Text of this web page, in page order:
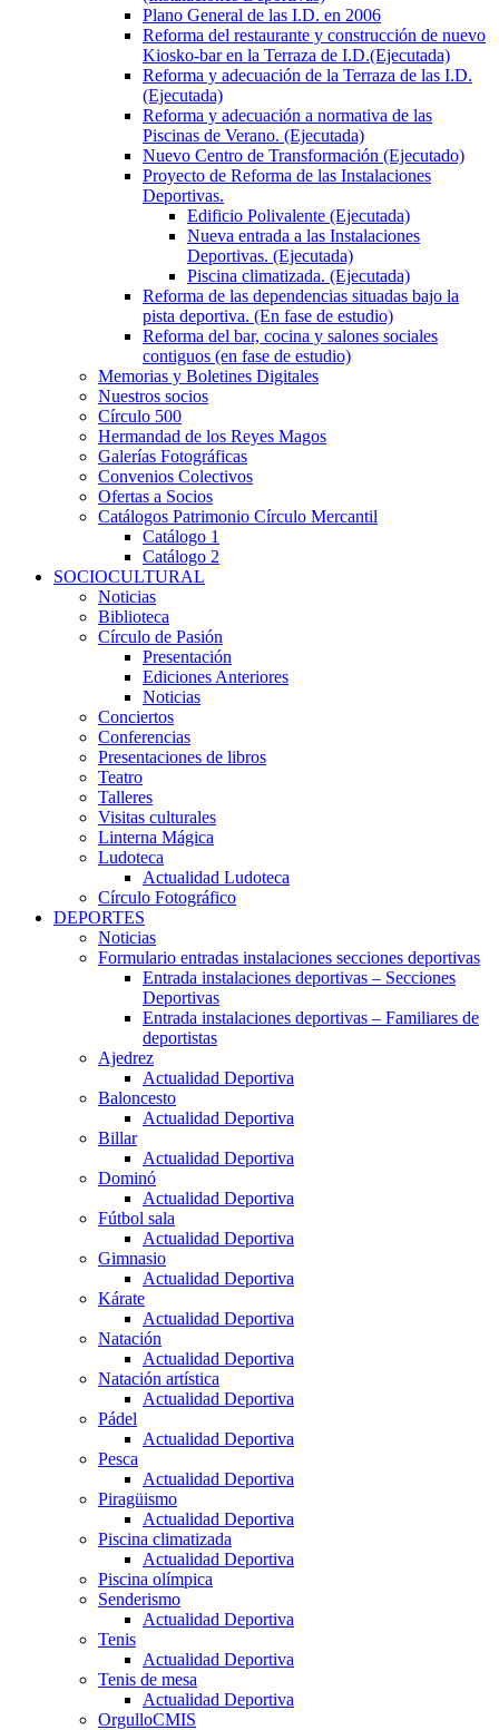
Plano General de las I.D. en 2006
Reforma del restaurante y construcción de nuevo
Kiosko-bar en la Terraza de I.D.(Ejecutada)
Reforma y adecuación de la Terraza de las I.D.
(Ejecutada)
Reforma y adecuación a normativa de las
Piscinas de Verano. (Ejecutada)
Nuevo Centro de Transformación (Ejecutado)
Proyecto de Reforma de las Instalaciones
Deportivas.
Edificio Polivalente (Ejecutada)
Nueva entrada a las Instalaciones
Deportivas. (Ejecutada)
Piscina climatizada. (Ejecutada)
Reforma de las dependencias situadas bajo la
pista deportiva. (En fase de estudio)
Reforma del bar, cocina y salones sociales
contiguos (en fase de estudio)
Memorias y Boletines Digitales
Nuestros socios
Círculo 500
Hermandad de los Reyes Magos
Galerías Fotográficas
Convenios Colectivos
Ofertas a Socios
Catálogos Patrimonio Círculo Mercantil
Catálogo 1
Catálogo 2
SOCIOCULTURAL
Noticias
Biblioteca
Círculo de Pasión
Presentación
Ediciones Anteriores
Noticias
Conciertos
Conferencias
Presentaciones de libros
Teatro
Talleres
Visitas culturales
Linterna Mágica
Ludoteca
Actualidad Ludoteca
Círculo Fotográfico
DEPORTES
Noticias
Formulario entradas instalaciones secciones deportivas
Entrada instalaciones deportivas – Secciones
Deportivas
Entrada instalaciones deportivas – Familiares de
deportistas
Ajedrez
Actualidad Deportiva
Baloncesto
Actualidad Deportiva
Billar
Actualidad Deportiva
Dominó
Actualidad Deportiva
Fútbol sala
Actualidad Deportiva
Gimnasio
Actualidad Deportiva
Kárate
Actualidad Deportiva
Natación
Actualidad Deportiva
Natación artística
Actualidad Deportiva
Pádel
Actualidad Deportiva
Pesca
Actualidad Deportiva
Piragüismo
Actualidad Deportiva
Piscina climatizada
Actualidad Deportiva
Piscina olímpica
Senderismo
Actualidad Deportiva
Tenis
Actualidad Deportiva
Tenis de mesa
Actualidad Deportiva
OrgulloCMIS